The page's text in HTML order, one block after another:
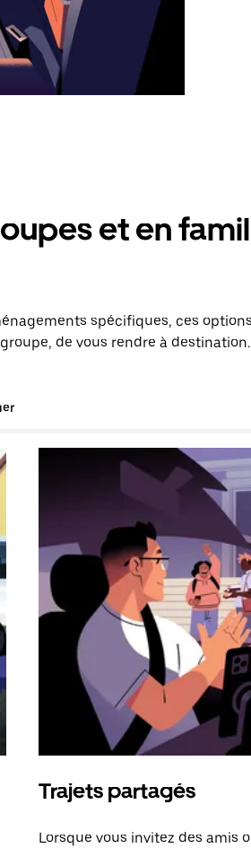
et en
spécifiques, ces
de vous rendre à destination.
Trajets partagés
Lorsque vous invitez des amis